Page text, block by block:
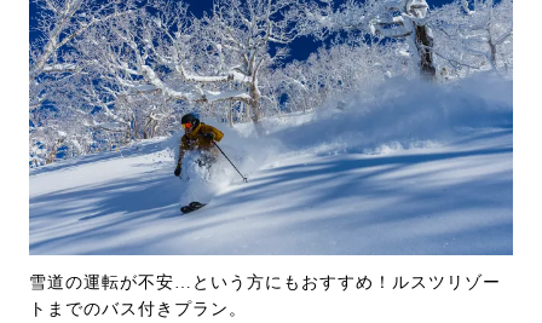
雪道の運転が不安…という方にもおすすめ！ルスツリゾー
トまでのバス付きプラン。